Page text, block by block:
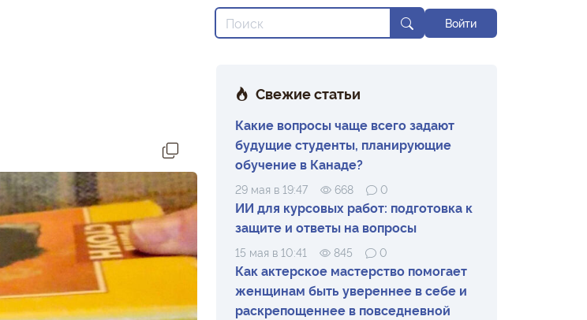
Войти
Свежие статьи
Какие вопросы чаще всего задают
будущие студенты, планирующие
обучение в Канаде?
29 мая в 19:47 668 0
ИИ для курсовых работ: подготовка к
защите и ответы на вопросы
15 мая в 10:41 845 0
Как актерское мастерство помогает
женщинам быть увереннее в себе и
раскрепощеннее в повседневной